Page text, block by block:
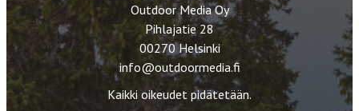
Outdoor Media Oy
Pihlajatie 28
00270 Helsinki
info@outdoormedia.fi
Kaikki oikeudet pidätetään.